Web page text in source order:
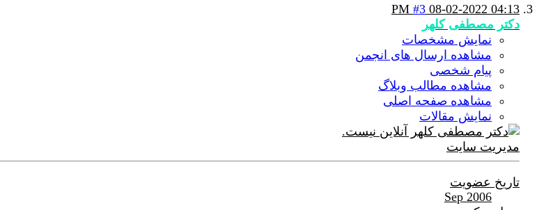
08-02-2022 04:13 PM
#3
دکتر مصطفی کلهر
نمایش مشخصات
مشاهده ارسال های انجمن
پیام شخصی
مشاهده مطالب وبلاگ
مشاهده صفحه اصلی
نمایش مقالات
مدیریت سایت
تاریخ عضویت
Sep 2006